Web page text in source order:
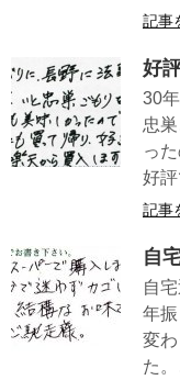
記事
好
30
忠
っ
好
記事
自
自
年
変